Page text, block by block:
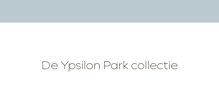
De Ypsilon Park collectie